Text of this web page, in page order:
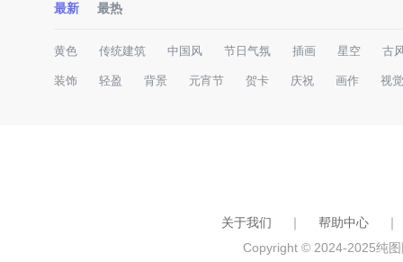
最新 最热
黄色 传统建筑 中国风 节日气氛 插画 星空 古
装饰 轻盈 背景 元宵节 贺卡 庆祝 画作 视
关于我们 ｜ 帮助中心
｜
Copyright © 2024-2025纯